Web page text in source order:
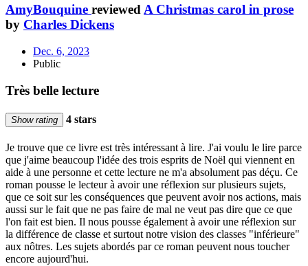
AmyBouquine reviewed A Christmas carol in prose
by Charles Dickens
Dec. 6, 2023
Public
Très belle lecture
Show rating 4 stars
Je trouve que ce livre est très intéressant à lire. J'ai voulu le lire parce
que j'aime beaucoup l'idée des trois esprits de Noël qui viennent en
aide à une personne et cette lecture ne m'a absolument pas déçu. Ce
roman pousse le lecteur à avoir une réflexion sur plusieurs sujets,
que ce soit sur les conséquences que peuvent avoir nos actions, mais
aussi sur le fait que ne pas faire de mal ne veut pas dire que ce que
l'on fait est bien. Il nous pousse également à avoir une réflexion sur
la différence de classe et surtout notre vision des classes "inférieure"
aux nôtres. Les sujets abordés par ce roman peuvent nous toucher
encore aujourd'hui.